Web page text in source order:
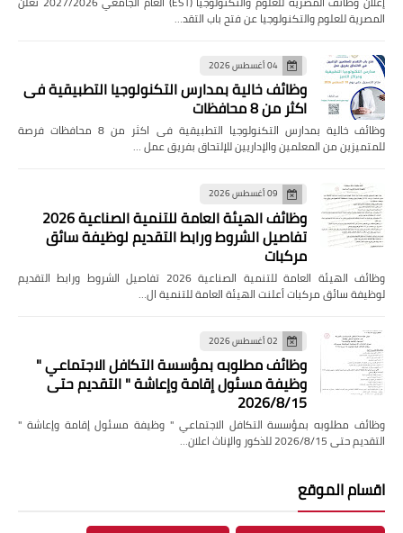
المصرية للعلوم والتكنولوجيا عن فتح باب التقد…
04 أغسطس 2026
وظائف خالية بمدارس التكنولوجيا التطبيقية فى
اكثر من 8 محافظات
وظائف خالية بمدارس التكنولوجيا التطبيقية فى اكثر من 8 محافظات فرصة
للمتميزين من المعلمين والإداريين للإلتحاق بفريق عمل …
09 أغسطس 2026
وظائف الهيئة العامة للتنمية الصناعية 2026
تفاصيل الشروط ورابط التقديم لوظيفة سائق
مركبات
وظائف الهيئة العامة للتنمية الصناعية 2026 تفاصيل الشروط ورابط التقديم
لوظيفة سائق مركبات أعلنت الهيئة العامة للتنمية ال…
02 أغسطس 2026
وظائف مطلوبه بمؤسسة التكافل الاجتماعي "
وظيفة مسئول إقامة وإعاشة " التقديم حتى
2026/8/15
وظائف مطلوبه بمؤسسة التكافل الاجتماعي " وظيفة مسئول إقامة وإعاشة "
التقديم حتى 2026/8/15 للذكور والإناث اعلان…
اقسام الموقع